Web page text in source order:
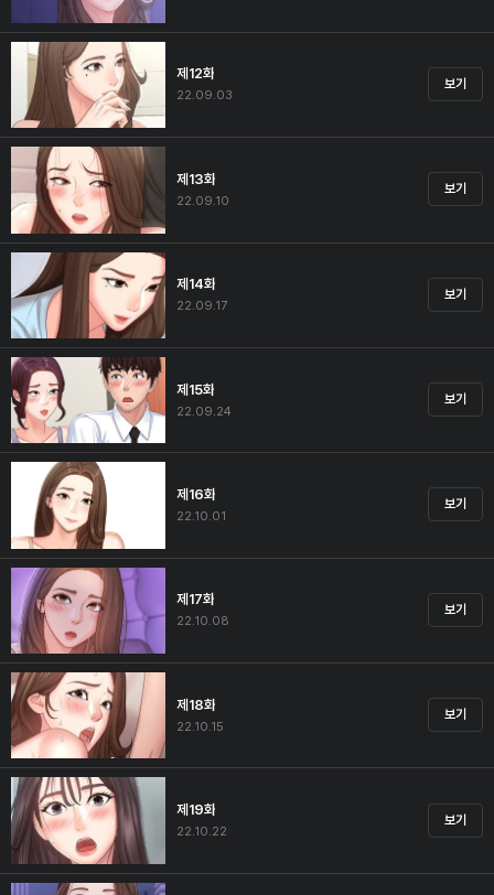
제12화
22.09.03
보기
제13화
22.09.10
보기
제14화
22.09.17
보기
제15화
22.09.24
보기
제16화
22.10.01
보기
제17화
22.10.08
보기
제18화
22.10.15
보기
제19화
22.10.22
보기